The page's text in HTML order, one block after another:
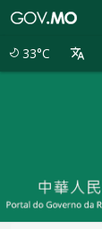
33°C